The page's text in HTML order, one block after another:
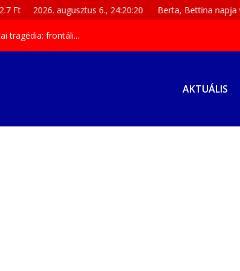
2026. augusztus 6., 24:20:21 Berta, Bettina napja van
tragédia: frontáli...
AKTUÁLIS